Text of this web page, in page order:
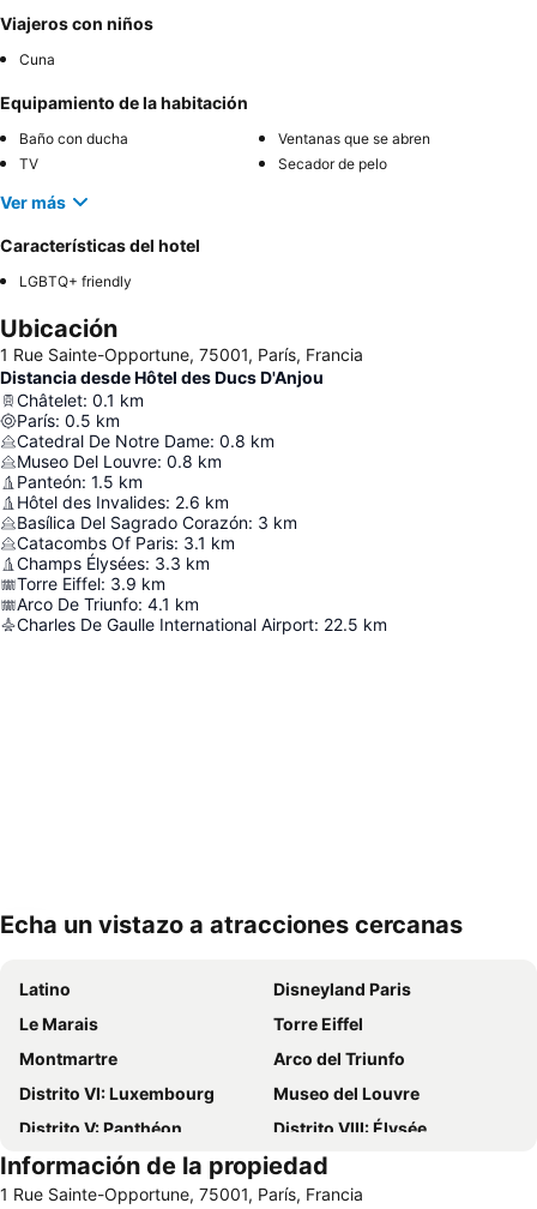
Viajeros con niños
Cuna
Equipamiento de la habitación
Baño con ducha
Ventanas que se abren
TV
Secador de pelo
Ver más
Características del hotel
LGBTQ+ friendly
Ubicación
1 Rue Sainte-Opportune, 75001, París, Francia
Distancia desde Hôtel des Ducs D'Anjou
Châtelet: 0.1 km
París: 0.5 km
Catedral De Notre Dame: 0.8 km
Museo Del Louvre: 0.8 km
Panteón: 1.5 km
Hôtel des Invalides: 2.6 km
Basílica Del Sagrado Corazón: 3 km
Catacombs Of Paris: 3.1 km
Champs Élysées: 3.3 km
Torre Eiffel: 3.9 km
Arco De Triunfo: 4.1 km
Charles De Gaulle International Airport: 22.5 km
Echa un vistazo a atracciones cercanas
Latino
Disneyland Paris
Le Marais
Torre Eiffel
Montmartre
Arco del Triunfo
Distrito VI: Luxembourg
Museo del Louvre
Distrito V: Panthéon
Distrito VIII: Élysée
St-Germain-des-Prés
Ópera Nacional de París Palacio Garnier
Châtelet Metro Station
Distrito I: Louvre
Información de la propiedad
1 Rue Sainte-Opportune, 75001, París, Francia